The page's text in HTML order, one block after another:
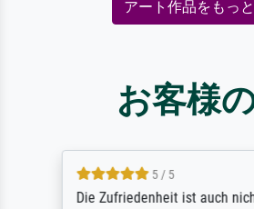
アート作品をもっ
お客様
5 / 5
Die Zufriedenheit ist auch